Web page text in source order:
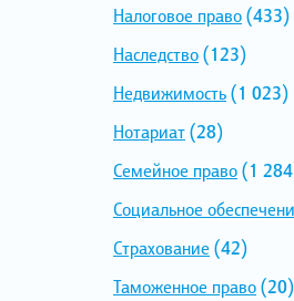
Налоговое право(433)
Наследство(123)
Недвижимость(1 023)
Нотариат(28)
Семейное право(1
Социальное
Страхование (42)
Таможенное право(20)